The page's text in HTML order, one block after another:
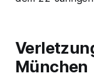
München